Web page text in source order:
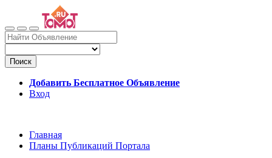
Поиск
Добавить Бесплатное Объявление
Вход
Главная
Планы Публикаций Портала